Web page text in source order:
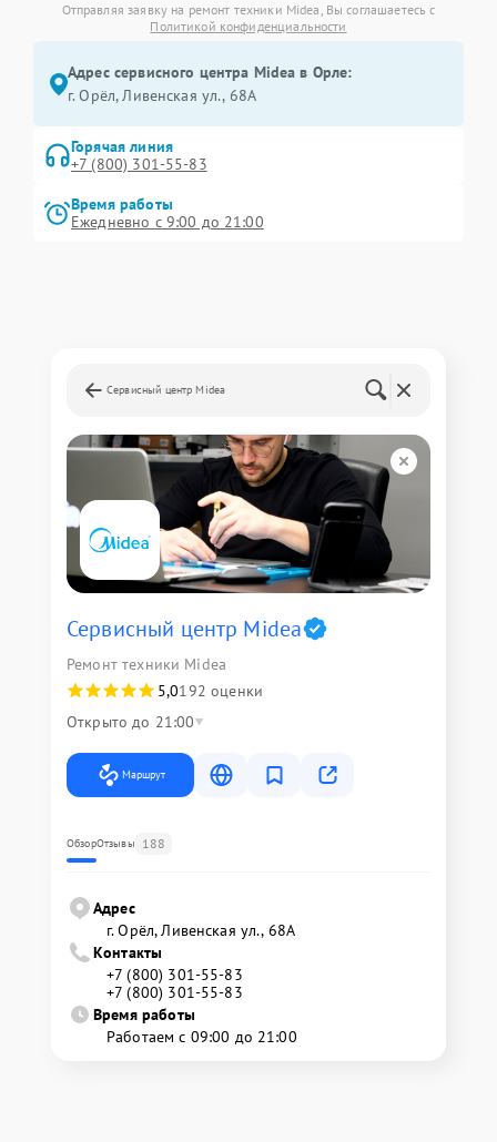
Отправляя заявку на ремонт техники Midea, Вы соглашаетесь с
Политикой конфиденциальности
Адрес сервисного центра Midea в Орле:
г. Орёл, Ливенская ул., 68А
Горячая линия
+7 (800) 301-55-83
Время работы
Ежедневно с 9:00 до 21:00
Сервисный центр Midea
Сервисный центр Midea
Ремонт техники Midea
5,0192 оценки
Открыто до 21:00
Маршрут
ОбзорОтзывы 188
Адрес
г. Орёл, Ливенская ул., 68А
Контакты
+7 (800) 301-55-83
+7 (800) 301-55-83
Время работы
Работаем с 09:00 до 21:00